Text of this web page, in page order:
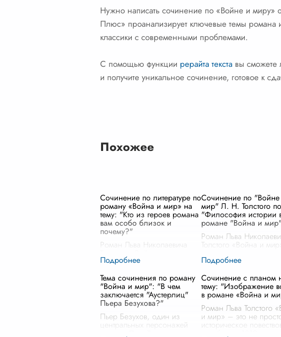
Нужно написать сочинение по «Войне и миру»
Плюс» проанализирует ключевые темы романа и
классики с современными проблемами.
С помощью функции рерайта текста вы сможете
и получите уникальное сочинение, готовое к
Похожее
Сочинение по литературе по
роману «Война и мир» на
тему: "Кто из героев романа
вам особо близок и
почему?"
Роман Льва Николаевича
это многослойное
глубокими философскими
размышлениями и
психологическими
портретами. Среди
многочисленных
Сочинение по
мир" Л. Н. Толстого
"Философия истории
романе "Война и
Роман Льва
Толстого «Война и мир»
изображением жизни
Отечественной войны
года, но и глубоким
философским ис...
Тема сочинения по роману
"Война и мир": "В чем
заключается "Аустерлиц"
Пьера Безухова?"
Пьер Безухов, один из
центральных персонажей
Сочинение с планом
тему: "Изображение
в романе «Война и
Роман Льва Толстого
и мир» – это не
историческое